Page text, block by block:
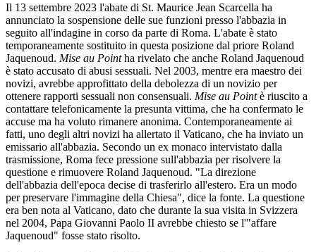
Il 13 settembre 2023 l'abate di St. Maurice Jean Scarcella ha
annunciato la sospensione delle sue funzioni presso l'abbazia in
seguito all'indagine in corso da parte di Roma. L'abate è stato
temporaneamente sostituito in questa posizione dal priore Roland
Jaquenoud. Mise au Pointha rivelato che anche Roland Jaquenoud
è stato accusato di abusi sessuali. Nel 2003, mentre era maestro dei
novizi, avrebbe approfittato della debolezza di un novizio per
ottenere rapporti sessuali non consensuali. Mise au Pointè riuscito a
contattare telefonicamente la presunta vittima, che ha confermato le
accuse ma ha voluto rimanere anonima. Contemporaneamente ai
fatti, uno degli altri novizi ha allertato il Vaticano, che ha inviato un
emissario all'abbazia. Secondo un ex monaco intervistato dalla
trasmissione, Roma fece pressione sull'abbazia per risolvere la
questione e rimuovere Roland Jaquenoud. "La direzione
dell'abbazia dell'epoca decise di trasferirlo all'estero. Era un modo
per preservare l'immagine della Chiesa", dice la fonte. La questione
era ben nota al Vaticano, dato che durante la sua visita in Svizzera
nel 2004, Papa Giovanni Paolo II avrebbe chiesto se l'"affare
Jaquenoud" fosse stato risolto.